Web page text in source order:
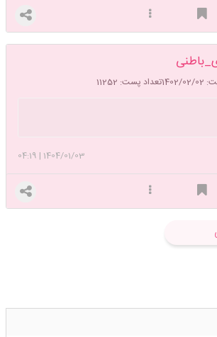
02 تعداد پست: 11252
1404/01/03
|
04:19